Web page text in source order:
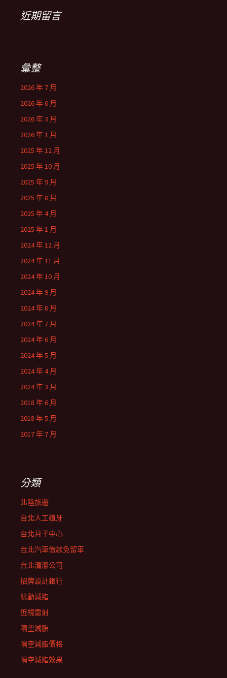
近期留言
彙整
2026 年 7 月
2026 年 6 月
2026 年 3 月
2026 年 1 月
2025 年 12 月
2025 年 10 月
2025 年 9 月
2025 年 8 月
2025 年 4 月
2025 年 1 月
2024 年 12 月
2024 年 11 月
2024 年 10 月
2024 年 9 月
2024 年 8 月
2024 年 7 月
2024 年 6 月
2024 年 5 月
2024 年 4 月
2024 年 3 月
2018 年 6 月
2018 年 5 月
2017 年 7 月
分類
北陸旅遊
台北人工植牙
台北月子中心
台北汽車借款免留車
台北清潔公司
招牌設計銀行
肌動減脂
近視雷射
隔空減脂
隔空減脂價格
隔空減脂效果